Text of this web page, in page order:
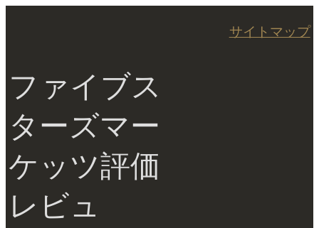
ファイブス
ターズマー
ケッツ評価
レビュ
サイトマップ